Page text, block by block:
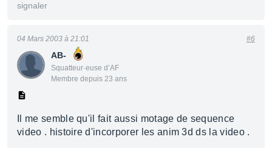
signaler
AB-
Squatteur·euse d’AF
Membre depuis 23 ans
04 Mars 2003 à 21:01 #6
Il me semble qu'il fait aussi motage de sequence
video . histoire d'incorporer les anim 3d ds la video .